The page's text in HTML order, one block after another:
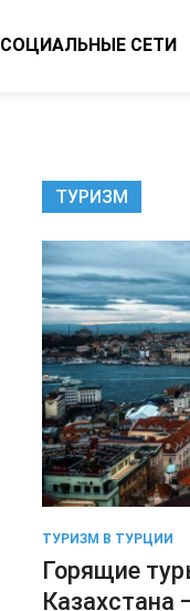
СОЦИАЛЬНЫЕ СЕТИ
ТУРИЗМ
ТУРИЗМ В ТУРЦИИ
Горящие
Казахстана